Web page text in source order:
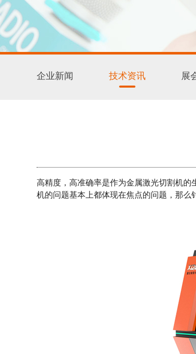
企业新闻 技术资讯 展
高精度，高准确率是作为金属激光切割机
机的问题基本上都体现在焦点的问题，那